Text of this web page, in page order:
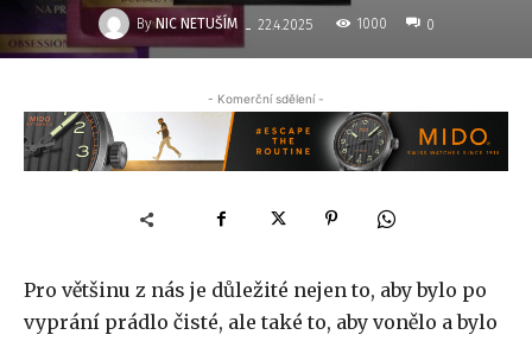
By NIC NETUŠÍM - 22.4.2025 1000 0
- Komerční sdělení -
Pro většinu z nás je důležité nejen to, aby bylo po
vyprání prádlo čisté, ale také to, aby vonělo a bylo